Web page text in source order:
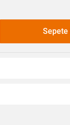
Sepete